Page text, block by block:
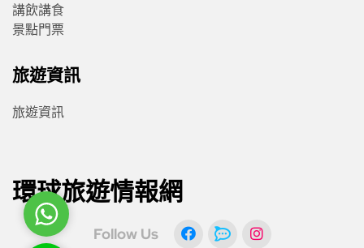
講飲講食
景點門票
旅遊資訊
旅遊資訊
環球旅遊情報網
Follow Us
WhatsApp